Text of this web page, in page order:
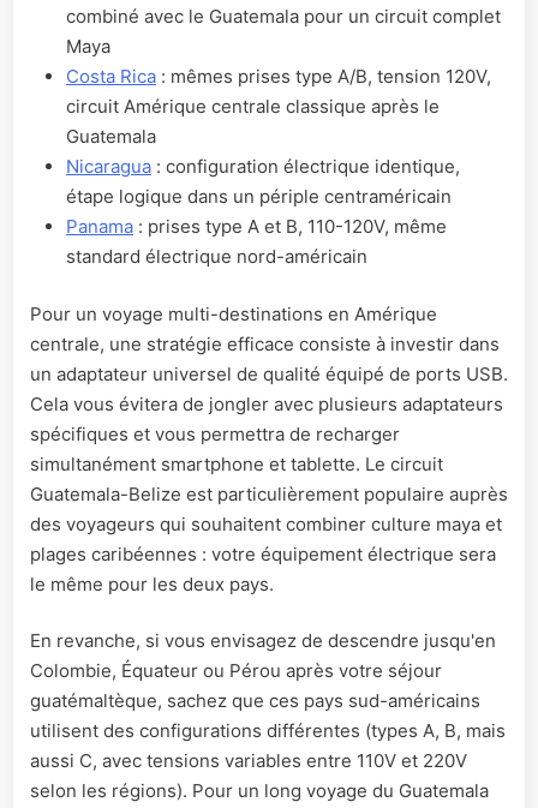
combiné avec le Guatemala pour un circuit complet
Maya
Costa Rica : mêmes prises type A/B, tension 120V,
circuit Amérique centrale classique après le
Guatemala
Nicaragua : configuration électrique identique,
étape logique dans un périple centraméricain
Panama : prises type A et B, 110-120V, même
standard électrique nord-américain
Pour un voyage multi-destinations en Amérique
centrale, une stratégie efficace consiste à investir dans
un adaptateur universel de qualité équipé de ports USB.
Cela vous évitera de jongler avec plusieurs adaptateurs
spécifiques et vous permettra de recharger
simultanément smartphone et tablette. Le circuit
Guatemala-Belize est particulièrement populaire auprès
des voyageurs qui souhaitent combiner culture maya et
plages caribéennes : votre équipement électrique sera
le même pour les deux pays.
En revanche, si vous envisagez de descendre jusqu'en
Colombie, Équateur ou Pérou après votre séjour
guatémaltèque, sachez que ces pays sud-américains
utilisent des configurations différentes (types A, B, mais
aussi C, avec tensions variables entre 110V et 220V
selon les régions). Pour un long voyage du Guatemala